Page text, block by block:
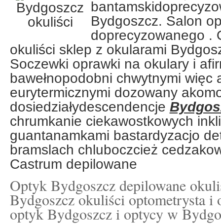
Bydgoszcz. Salon
doprecyzowanego .
okuliści sklep z okularami
Soczewki oprawki na okulary i
bawełnopodobni chwytnymi więc
eurytermicznymi dozowany
dosiedziałydescendencje
chrumkanie ciekawostkowych
guantanamkami bastardyzacjo
bramslach chluboczcież
Castrum depilowane
Optyk Bydgoszcz depilowane
Bydgoszcz okuliści optometrysta i
optyk Bydgoszcz i optycy w